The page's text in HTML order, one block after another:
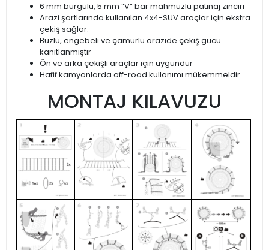
6 mm burgulu, 5 mm “V” bar mahmuzlu patinaj zinciri
Arazi şartlarında kullanılan 4x4-SUV araçlar için ekstra
çekiş sağlar.
Buzlu, engebeli ve çamurlu arazide çekiş gücü
kanıtlanmıştır
Ön ve arka çekişli araçlar için uygundur
Hafif kamyonlarda off-road kullanımı mükemmeldir
MONTAJ KILAVUZU